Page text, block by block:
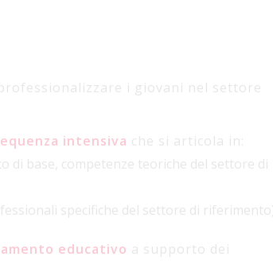
professionalizzare i giovani nel settore
intensiva che si articola in:
di base, competenze teoriche del settore di
specifiche del settore di
educativo a supporto dei